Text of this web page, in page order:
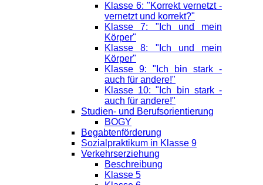
Klasse 6: "Korrekt vernetzt -
vernetzt und korrekt?"
Klasse 7: "Ich und mein
Körper"
Klasse 8: "Ich und mein
Körper"
Klasse 9: "Ich bin stark -
auch für andere!"
Klasse 10: "Ich bin stark -
auch für andere!"
Studien- und Berufsorientierung
BOGY
Begabtenförderung
Sozialpraktikum in Klasse 9
Verkehrserziehung
Beschreibung
Klasse 5